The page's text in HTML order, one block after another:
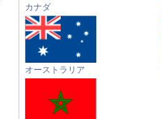
カナダ
オーストラリア